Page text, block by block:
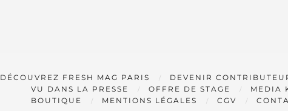
DÉCOUVREZ FRESH MAG PARIS DEVENIR
VU DANS LA PRESSE
OFFRE DE STAGE MEDIA
BOUTIQUE
MENTIONS LÉGALES CGV